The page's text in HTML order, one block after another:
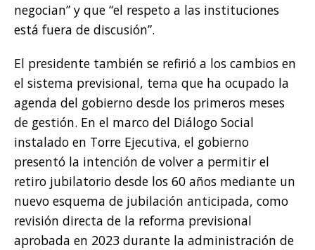
negocian” y que “el respeto a las instituciones
está fuera de discusión”.
El presidente también se refirió a los cambios en
el sistema previsional, tema que ha ocupado la
agenda del gobierno desde los primeros meses
de gestión. En el marco del Diálogo Social
instalado en Torre Ejecutiva, el gobierno
presentó la intención de volver a permitir el
retiro jubilatorio desde los 60 años mediante un
nuevo esquema de jubilación anticipada, como
revisión directa de la reforma previsional
aprobada en 2023 durante la administración de